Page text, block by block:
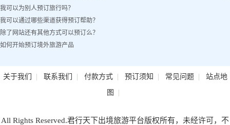
办？
我可以为别人预订旅行吗？
我可以通过哪些渠道获得预订帮助？
除了网站还有其他方式可以预订么？
如何开始预订境外旅游产品
关于我们 | 联系我们 | 付款方式| 预订须知 | 常见问题| 站点地
图 |
All Rights Reserved.君行天下出境旅游平台版权所有，未经许可，不